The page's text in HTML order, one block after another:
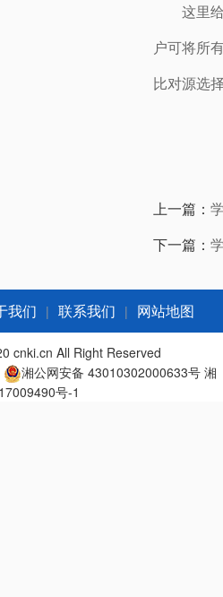
这里
户可将所
比对源选
上一篇：
下一篇：
我们 | 联系我们 | 网站地图
cnki.cn All Right Reserved
湘公网安备 43010302000633号 湘
号-1